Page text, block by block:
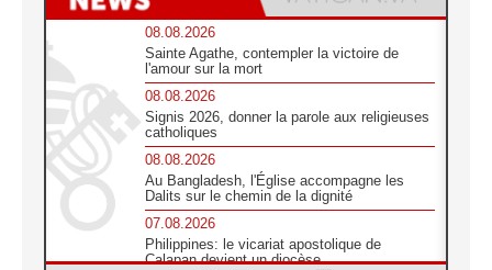
08.08.2026
Sainte Agathe, contempler la victoire de
l'amour sur la mort
08.08.2026
Signis 2026, donner la parole aux religieuses
catholiques
08.08.2026
Au Bangladesh, l'Église accompagne les
Dalits sur le chemin de la dignité
07.08.2026
Philippines: le vicariat apostolique de
Calapan devient un diocèse